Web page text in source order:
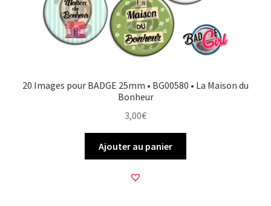
20 Images pour BADGE 25mm • BG00580 • La Maison du
Bonheur
3,00€
Ajouter au panier